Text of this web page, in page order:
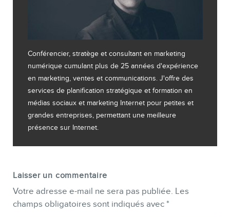
Conférencier, stratège et consultant en marketing
numérique cumulant plus de 25 années d'expérience
en marketing, ventes et communications. J'offre des
services de planification stratégique et formation en
médias sociaux et marketing Internet pour petites et
grandes entreprises, permettant une meilleure
présence sur Internet.
Laisser un commentaire
Votre adresse e-mail ne sera pas publiée. Les
champs obligatoires sont indiqués avec *